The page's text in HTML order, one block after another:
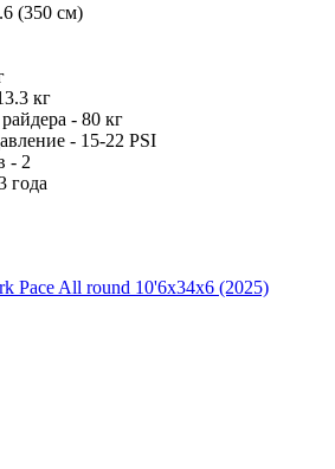
(350 см)
кг
- 80 кг
- 15-22 PSI
- 2
года
Pace All round 10'6x34x6 (2025)